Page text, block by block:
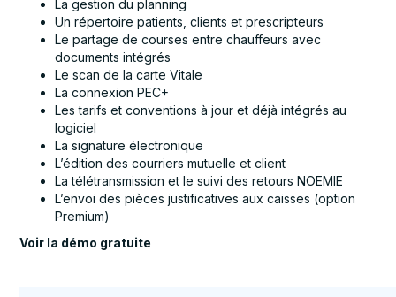
La gestion du planning
Un répertoire patients, clients et prescripteurs
Le partage de courses entre chauffeurs avec
documents intégrés
Le scan de la carte Vitale
La connexion PEC+
Les tarifs et conventions à jour et déjà intégrés au
logiciel
La signature électronique
L’édition des courriers mutuelle et client
La télétransmission et le suivi des retours NOEMIE
L’envoi des pièces justificatives aux caisses (option
Premium)
Voir la démo gratuite